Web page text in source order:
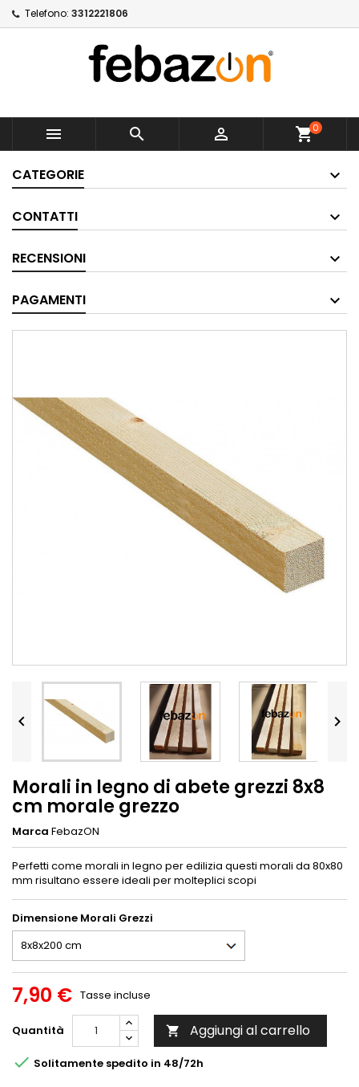
Telefono: 3312221806
   shopping_cart0
CATEGORIE
CONTATTI
RECENSIONI
PAGAMENTI
 
Morali in legno di abete grezzi 8x8
cm morale grezzo
Marca FebazON
Perfetti come morali in legno per edilizia questi morali da 80x80
mm risultano essere ideali per molteplici scopi
Dimensione Morali Grezzi
7,90 € Tasse incluse
Quantità  Aggiungi al carrello
 Solitamente spedito in 48/72h